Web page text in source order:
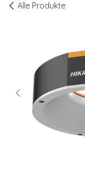
Alle Produkte